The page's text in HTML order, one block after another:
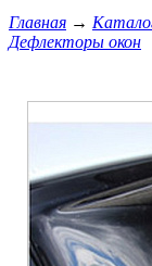
Главная →
Дефлекторы окон